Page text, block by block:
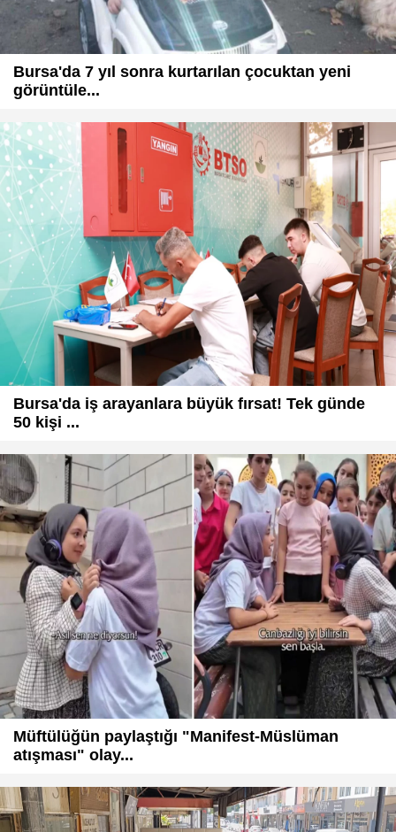
Bursa'da 7 yıl sonra kurtarılan çocuktan yeni
görüntüle...
Bursa'da iş arayanlara büyük fırsat! Tek günde
50 kişi ...
Müftülüğün paylaştığı "Manifest-Müslüman
atışması" olay...